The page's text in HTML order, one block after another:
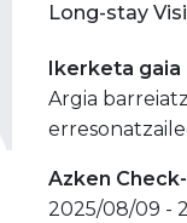
Long-stay
Ikerketa gaia
Argia
Azken
2025/08/09 -